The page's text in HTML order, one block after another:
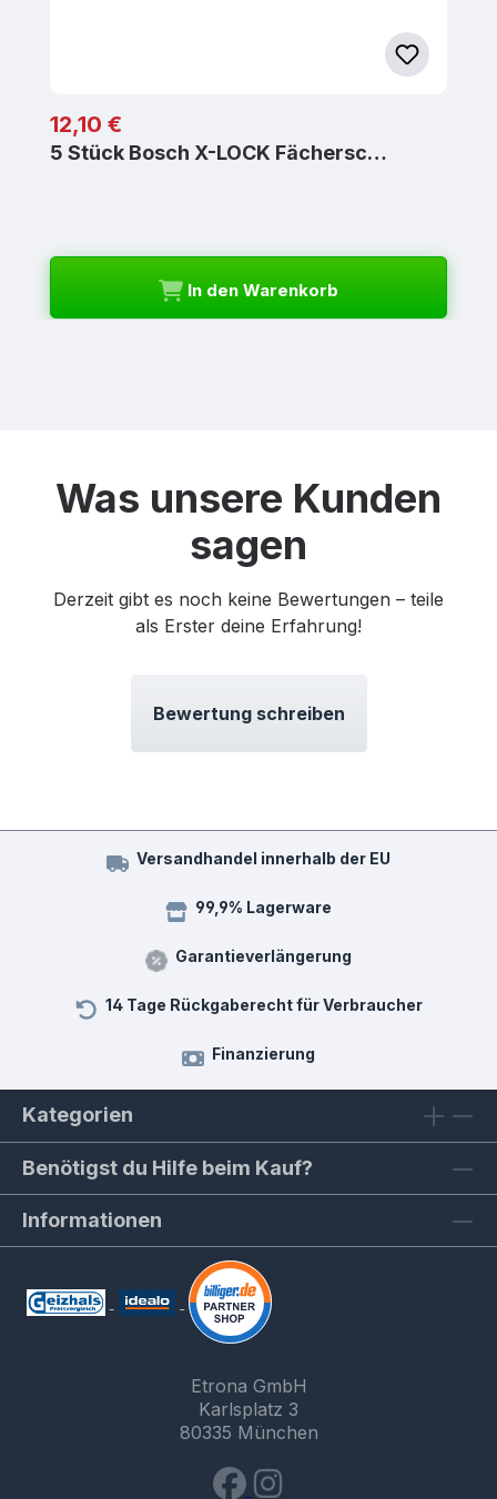
Regulärer Preis:
12,10 €
5 Stück Bosch X-LOCK Fächersc…
In den Warenkorb
Was unsere Kunden
sagen
Derzeit gibt es noch keine Bewertungen – teile
als Erster deine Erfahrung!
Bewertung schreiben
Versandhandel innerhalb der EU
99,9% Lagerware
Garantieverlängerung
14 Tage Rückgaberecht für Verbraucher
Finanzierung
Kategorien
Benötigst du Hilfe beim Kauf?
Informationen
Etrona GmbH
Karlsplatz 3
80335 München